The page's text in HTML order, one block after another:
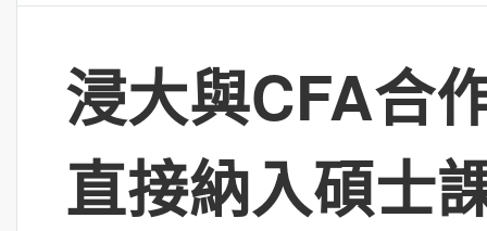
浸大與CFA合
直接納入碩士